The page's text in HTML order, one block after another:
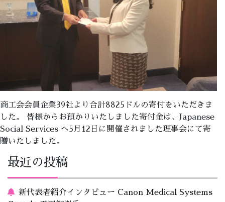
商工会会員企業39社より合計8825ドルの寄付をいただきま
した。 皆様からお預かりいたしました寄付金は、Japanese
Social Services へ5月12日に開催されました理事会にて寄
贈いたしました。
最近の投稿
新代表者紹介インタビュー Canon Medical Systems